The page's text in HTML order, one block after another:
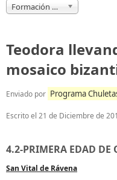
Formación Profesional
Teodora
mosaico
Enviado por Programa
Escrito el 21 de Diciembre de
4.2-PRIMERA EDAD DE
San Vital de Rávena